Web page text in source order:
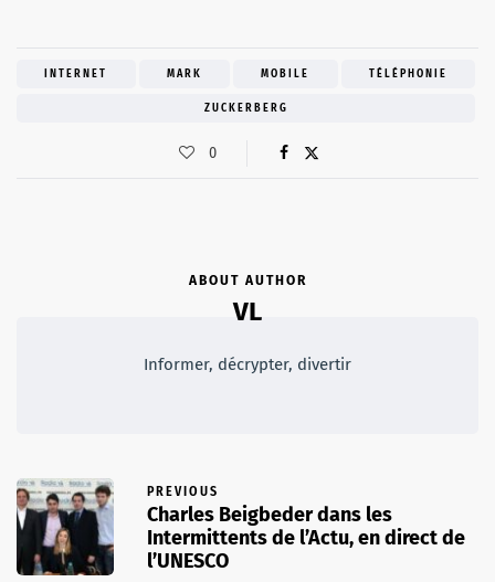
INTERNET MARK MOBILE TÉLÉPHONIE
ZUCKERBERG
0
ABOUT AUTHOR
VL
Informer, décrypter, divertir
PREVIOUS
Charles Beigbeder dans les
Intermittents de l’Actu, en direct de
l’UNESCO